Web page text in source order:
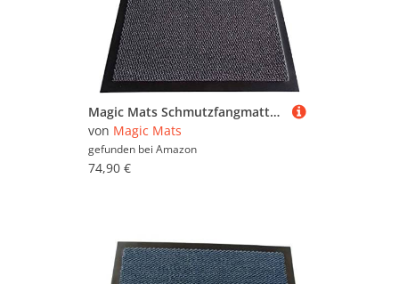
Magic Mats Schmutzfangmatte Türmatte Bern Farbe Anthrazit ca. 120 x 250 cm
von Magic Mats
gefunden bei Amazon
74,90 €